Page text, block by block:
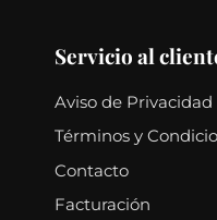
Servicio al
Aviso de Privacidad
Términos y
Contacto
Facturación